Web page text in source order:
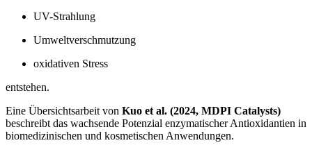
UV-Strahlung
Umweltverschmutzung
oxidativen Stress
entstehen.
Eine Übersichtsarbeit von Kuo et al. (2024, MDPI Catalysts)
beschreibt das wachsende Potenzial enzymatischer Antioxidantien in
biomedizinischen und kosmetischen Anwendungen.